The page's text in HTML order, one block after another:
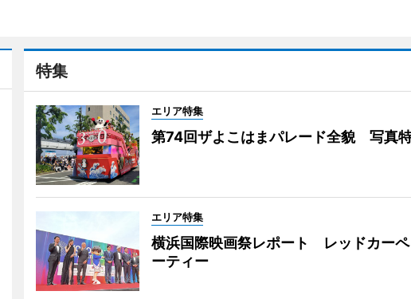
特集
エリア特集
第74回ザよこはまパレード全貌 写真
エリア特集
横浜国際映画祭レポート レッドカー
ーティー